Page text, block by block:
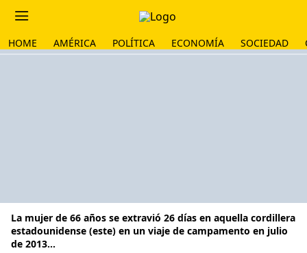
HOME AMÉRICA POLÍTICA ECONOMÍA SOCIEDAD
La mujer de 66 años se extravió 26 días en aquella cordillera
estadounidense (este) en un viaje de campamento en julio
de 2013...